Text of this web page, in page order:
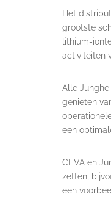
Het
grootste
lithium-
activiteiten
Alle
genieten
een
CEVA en
zetten,
een